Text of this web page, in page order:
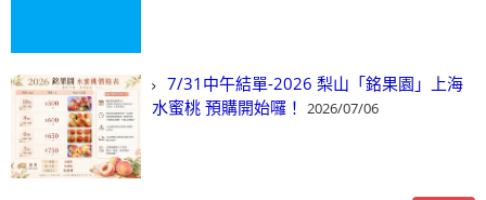
7/31中午結單-2026 梨山「銘果園」上海
水蜜桃 預購開始囉！ 2026/07/06